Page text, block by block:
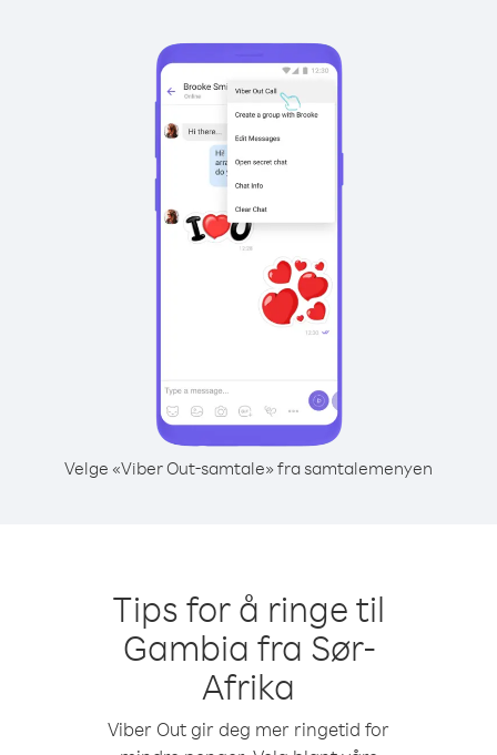
Velge «Viber Out-samtale» fra samtalemenyen
Tips for å ringe til
Gambia fra Sør-
Afrika
Viber Out gir deg mer ringetid for